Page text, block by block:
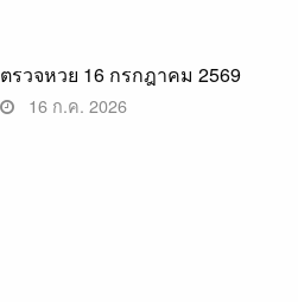
ตรวจหวย 16 กรกฎาคม 2569
16 ก.ค. 2026